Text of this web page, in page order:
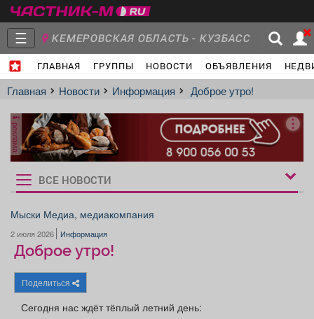
☰ КЕМЕРОВСКАЯ ОБЛАСТЬ - КУЗБАСС
ГЛАВНАЯ ГРУППЫ НОВОСТИ ОБЪЯВЛЕНИЯ
Главная
Группы Новости
Объявления Недвижимость Услуги
Работа Транспорт
Главная Новости Информация ️ Доброе утро!
реклама
Рукбрики
новостей
ВСЕ НОВОСТИ
Мыски Медиа, медиакомпания
2 июля 2026 Информация
️ Доброе утро!
Поделиться
Сегодня нас ждёт тёплый летний день: